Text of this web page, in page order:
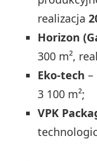
realizacja
Horizon
300 m²,
Eko‑tech –
3 100 m²;
VPK